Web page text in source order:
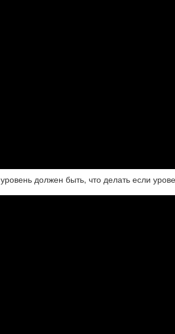
должен быть, что делать если